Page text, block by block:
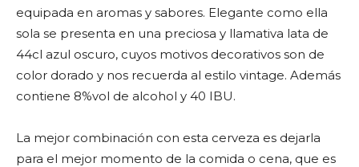
equipada en aromas y sabores. Elegante como ella
sola se presenta en una preciosa y llamativa lata de
44cl azul oscuro, cuyos motivos decorativos son de
color dorado y nos recuerda al estilo vintage. Además
contiene 8%vol de alcohol y 40 IBU.
La mejor combinación con esta cerveza es dejarla
para el mejor momento de la comida o cena, que es